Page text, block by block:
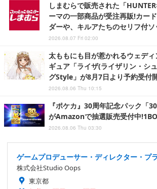
しまむらで販売された「
ーマの一部商品が受注再販!カー
ダーや、キルアたちのセリフ付
2026.08.07 Fri 02:00
太ももにも目が惹かれるウェデ
ギュア「ライザ(ライザリン・シ
グStyle」が8月7日より予約受付
2026.08.06 Thu 10:15
『ポケカ』30周年記念パック「
がAmazonで抽選販売受付中
2026.08.06 Thu 03:30
ゲームプロデューサー・ディレクター・プ
株式会社Studio Oops
東京都